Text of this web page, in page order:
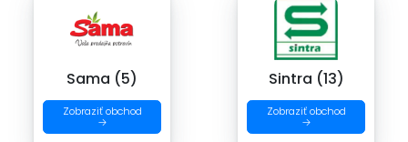
Sama (5)
Zobraziť obchod
→
Sintra (13)
Zobraziť obchod
→